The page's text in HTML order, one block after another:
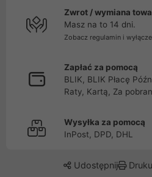
Zwrot / wymiana
Masz na to 14 dni.
Zobacz regulamin i
Zapłać za pomocą
BLIK, BLIK Płacę
Raty, Kartą, Za
Wysyłka za pomocą
InPost, DPD, DHL
Udostępnij